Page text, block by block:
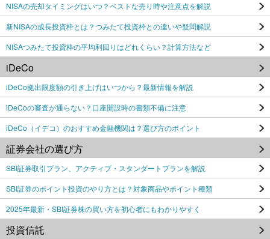
NISAの売却タイミングはいつ？ベストな売り時や注意点を解説
新NISAの成長投資枠とは？つみたて投資枠との違いや疑問解説
NISAつみたて投資枠の平均利回りはどれくらい？計算方法など
iDeCo
iDeCo拠出限度額の引き上げはいつから？最新情報を解説
iDeCoの審査が通らない？口座開設時の書類不備に注意
iDeCo（イデコ）のおすすめ金融機関は？選び方のポイント
証券会社の選び方
SBI証券取引プラン、アクティブ・スタンダートプランを解説
SBI証券のポイント投資のやり方とは？対象商品やポイント種類
2025年最新・SBI証券株の買い方を初心者にもわかりやすく
投資信託